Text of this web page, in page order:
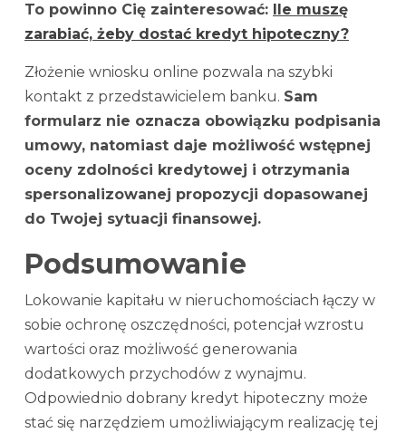
To powinno Cię zainteresować:
Ile muszę
zarabiać, żeby dostać kredyt hipoteczny?
Złożenie wniosku online pozwala na szybki
kontakt z przedstawicielem banku. Sam
formularz nie oznacza obowiązku podpisania
umowy, natomiast daje możliwość wstępnej
oceny zdolności kredytowej i otrzymania
spersonalizowanej propozycji dopasowanej
do Twojej sytuacji finansowej.
Podsumowanie
Lokowanie kapitału w nieruchomościach łączy w
sobie ochronę oszczędności, potencjał wzrostu
wartości oraz możliwość generowania
dodatkowych przychodów z wynajmu.
Odpowiednio dobrany kredyt hipoteczny może
stać się narzędziem umożliwiającym realizację tej